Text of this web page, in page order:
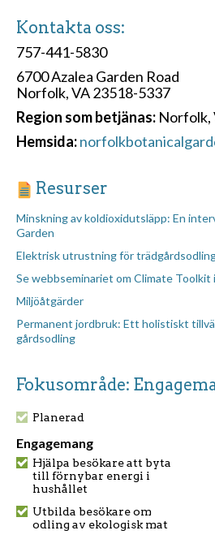
Kontakta oss:
757-441-5830
6700 Azalea Garden Road
Norfolk, VA 23518-5337
Region som betjänas: Norfolk,
Hemsida:
Resurser
Minskning av koldioxidutsläpp: En
Garden
Elektrisk utrustning för
Se webbseminariet om Climate Toolkit
Miljöåtgärder
Permanent jordbruk: Ett holistiskt
gårdsodling
Fokusområde:
Planerad
Engagemang
Hjälpa besökare att byta
till förnybar energi i
hushållet
Utbilda besökare om
odling av ekologisk mat